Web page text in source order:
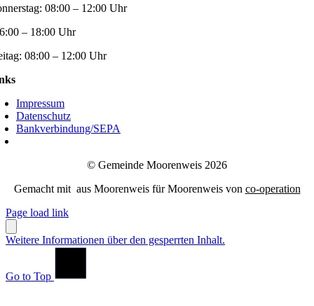
08:00 – 12:00 Uhr
– 18:00 Uhr
08:00 – 12:00 Uhr
Impressum
Datenschutz
Bankverbindung/SEPA
© Gemeinde Moorenweis 2026
Gemacht mit aus Moorenweis für Moorenweis von co-operation
Page load link
Weitere Informationen über den gesperrten Inhalt.
Go to Top